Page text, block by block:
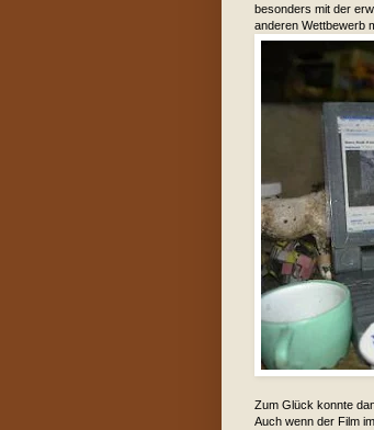
besonders mit der
anderen Wettbewerb
Zum Glück konnte
Auch wenn der Film